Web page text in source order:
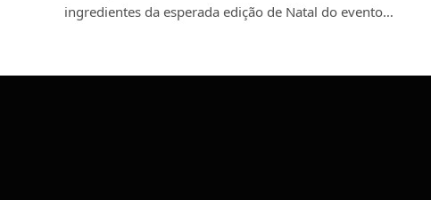
ingredientes da esperada edição de Natal do evento…